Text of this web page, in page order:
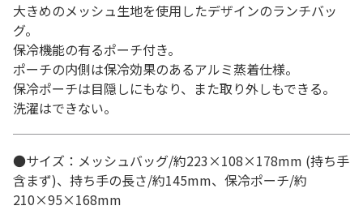
大きめのメッシュ生地を使用したデザインのランチバッ
グ。
保冷機能の有るポーチ付き。
ポーチの内側は保冷効果のあるアルミ蒸着仕様。
保冷ポーチは目隠しにもなり、また取り外しもできる。
洗濯はできない。
●サイズ：メッシュバッグ/約223×108×178mm (持ち手
含まず)、持ち手の長さ/約145mm、保冷ポーチ/約
210×95×168mm